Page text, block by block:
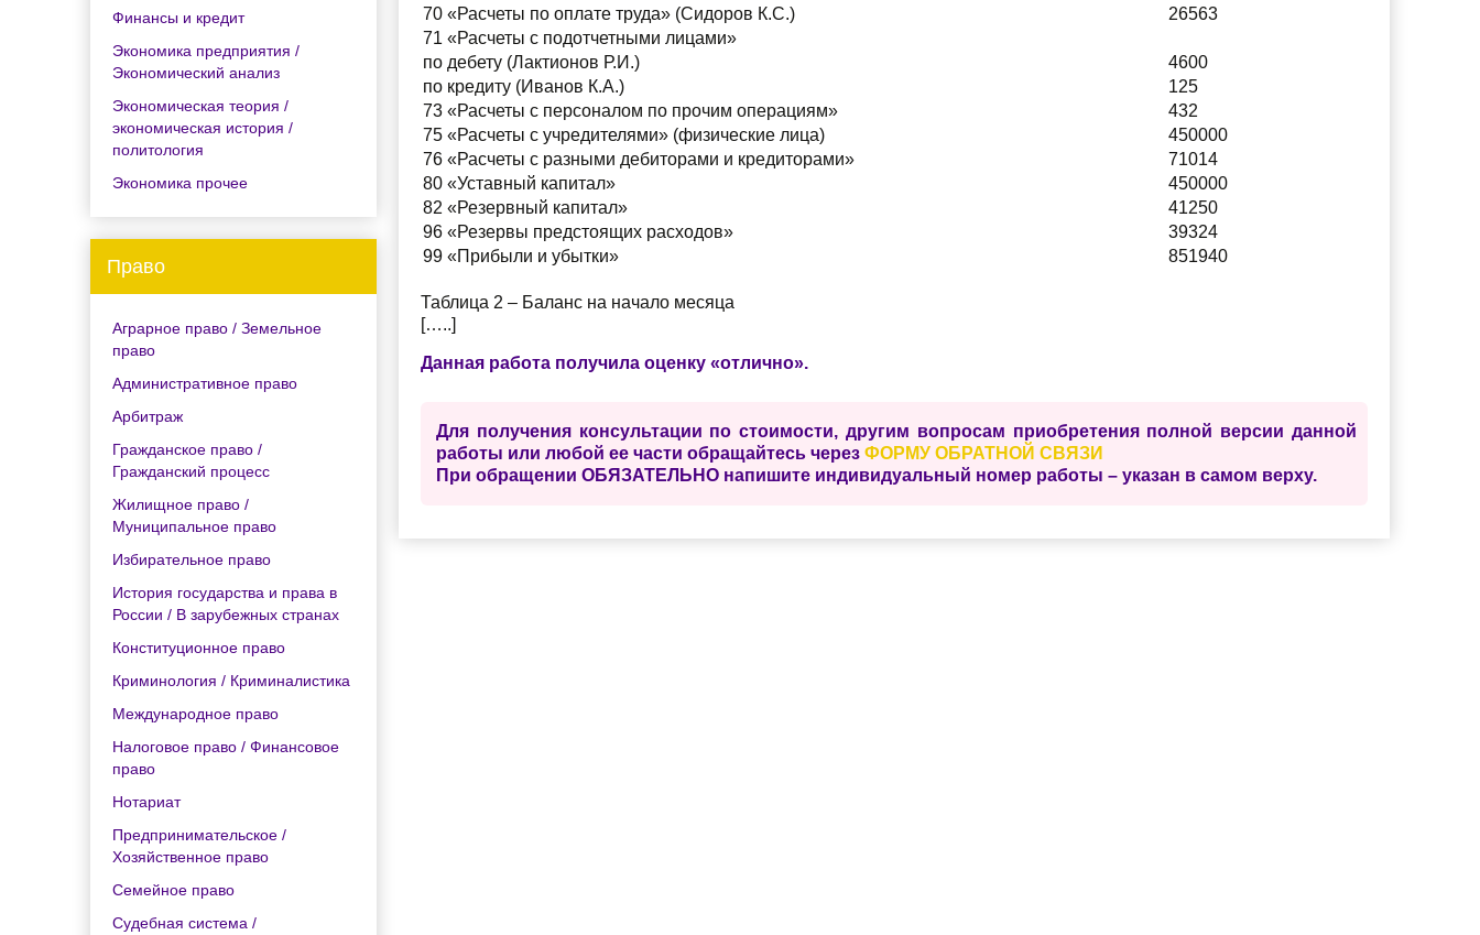
Финансы и кредит
Экономика предприятия /
Экономический анализ
Экономическая теория /
экономическая история /
политология
Экономика прочее
Право
Аграрное право / Земельное
право
Административное право
Арбитраж
Гражданское право /
Гражданский процесс
Жилищное право /
Муниципальное право
Избирательное право
История государства и права в
России / В зарубежных странах
Конституционное право
Криминология / Криминалистика
Международное право
Налоговое право / Финансовое
право
Нотариат
Предпринимательское /
Хозяйственное право
Семейное право
Судебная система /
70 «Расчеты по оплате труда» (Сидоров К.С.)
26563
71 «Расчеты с подотчетными лицами»
по дебету (Лактионов Р.И.)
4600
по кредиту (Иванов К.А.)
125
73 «Расчеты с персоналом по прочим операциям»
432
75 «Расчеты с учредителями» (физические лица)
450000
76 «Расчеты с разными дебиторами и кредиторами»
71014
80 «Уставный капитал»
450000
82 «Резервный капитал»
41250
96 «Резервы предстоящих расходов»
39324
99 «Прибыли и убытки»
851940
Таблица 2 – Баланс на начало месяца
[…..]
Данная работа получила оценку «отлично».
Для получения консультации по стоимости, другим вопросам приобретения полной версии данной
работы или любой ее части обращайтесь через ФОРМУ ОБРАТНОЙ СВЯЗИ
При обращении ОБЯЗАТЕЛЬНО напишите индивидуальный номер работы – указан в самом верху.